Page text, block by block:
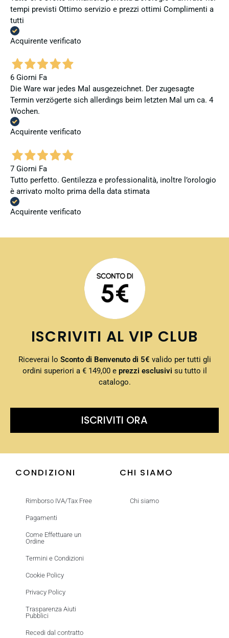
tempi previsti Ottimo servizio e prezzi ottimi Complimenti a
tutti
Acquirente verificato
6 Giorni Fa
Die Ware war jedes Mal ausgezeichnet. Der zugesagte
Termin verzögerte sich allerdings beim letzten Mal um ca. 4
Wochen.
Acquirente verificato
7 Giorni Fa
Tutto perfetto. Gentilezza e professionalità, inoltre l’orologio
è arrivato molto prima della data stimata
Acquirente verificato
ISCRIVITI AL VIP CLUB
Riceverai lo Sconto di Benvenuto di 5€ valido per tutti gli
ordini superiori a € 149,00 e prezzi esclusivi su tutto il
catalogo.
ISCRIVITI ORA
CONDIZIONI
Rimborso IVA/Tax Free
Pagamenti
Come Effettuare un
Ordine
Termini e Condizioni
Cookie Policy
Privacy Policy
Trasparenza Aiuti
Pubblici
Recedi dal contratto
CHI SIAMO
Chi siamo